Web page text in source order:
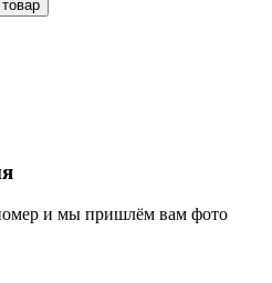
и мы пришлём вам фото